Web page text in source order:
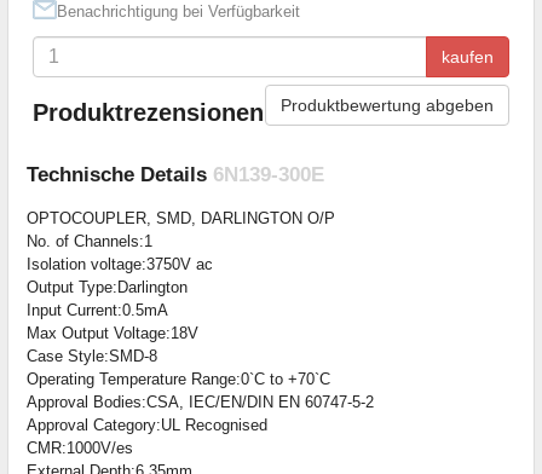
Benachrichtigung bei Verfügbarkeit
kaufen
Produktrezensionen Produktbewertung abgeben
Technische Details 6N139-300E
OPTOCOUPLER, SMD, DARLINGTON O/P
No. of Channels:1
Isolation voltage:3750V ac
Output Type:Darlington
Input Current:0.5mA
Max Output Voltage:18V
Case Style:SMD-8
Operating Temperature Range:0`C to +70`C
Approval Bodies:CSA, IEC/EN/DIN EN 60747-5-2
Approval Category:UL Recognised
CMR:1000V/es